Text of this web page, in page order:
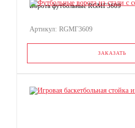
Ворота футбольные RGМГ3609
Артикул: RGМГ3609
ЗАКАЗАТЬ